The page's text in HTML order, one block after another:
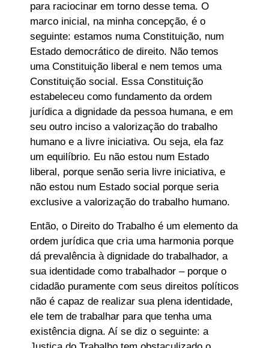
para raciocinar em torno desse tema. O
marco inicial, na minha concepção, é o
seguinte: estamos numa Constituição, num
Estado democrático de direito. Não temos
uma Constituição liberal e nem temos uma
Constituição social. Essa Constituição
estabeleceu como fundamento da ordem
jurídica a dignidade da pessoa humana, e em
seu outro inciso a valorização do trabalho
humano e a livre iniciativa. Ou seja, ela faz
um equilíbrio. Eu não estou num Estado
liberal, porque senão seria livre iniciativa, e
não estou num Estado social porque seria
exclusive a valorização do trabalho humano.
Então, o Direito do Trabalho é um elemento da
ordem jurídica que cria uma harmonia porque
dá prevalência à dignidade do trabalhador, a
sua identidade como trabalhador – porque o
cidadão puramente com seus direitos políticos
não é capaz de realizar sua plena identidade,
ele tem de trabalhar para que tenha uma
existência digna. Aí se diz o seguinte: a